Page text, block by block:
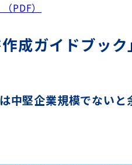
PDF）
成ガイドブッ
中堅企業規模でないと